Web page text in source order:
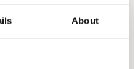
About
kommunikationsstrategi